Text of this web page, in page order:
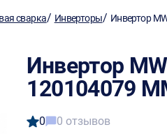
сварка/ Инверторы/ Инвертор
Инвертор
120104079
0 0 отзывов